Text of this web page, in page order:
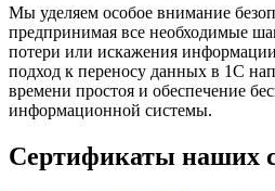
Мы уделяем особое внимание
предпринимая все необходимые
потери или искажения
подход к переносу данных в 1С
времени простоя и обеспечение
информационной системы.
Сертификаты наших